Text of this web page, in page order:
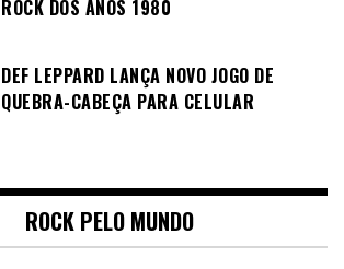
ROCK DOS ANOS 1980
DEF LEPPARD LANÇA NOVO JOGO DE
QUEBRA-CABEÇA PARA CELULAR
ROCK PELO MUNDO